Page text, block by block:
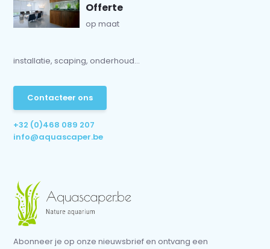
Offerte
op maat
installatie, scaping, onderhoud...
Contacteer ons
+32 (0)468 089 207
info@aquascaper.be
Abonneer je op onze nieuwsbrief en ontvang een